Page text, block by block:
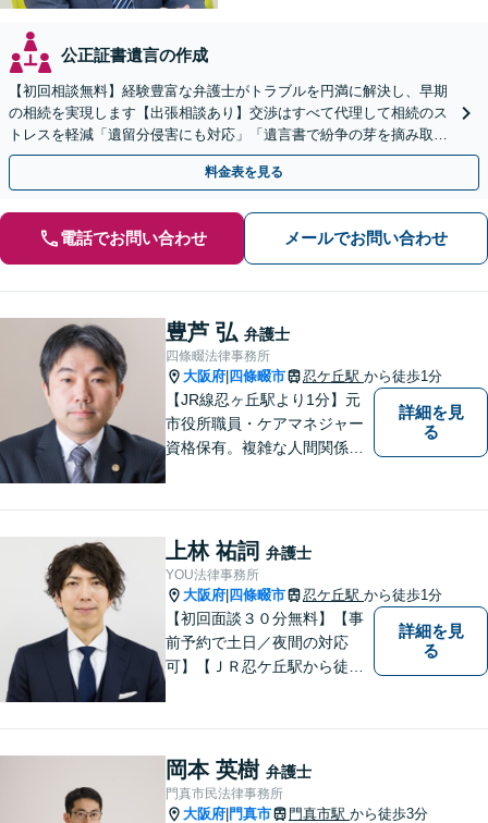
公正証書遺言の作成
【初回相談無料】経験豊富な弁護士がトラブルを円満に解決し、早期
の相続を実現します【出張相談あり】交渉はすべて代理して相続のス
トレスを軽減「遺留分侵害にも対応」「遺言書で紛争の芽を摘み取
る」【完全個室制】【バリアフリー対応】【守口市駅1分】
料金表を見る
電話でお問い合わせ メールでお問い合わせ
豊芦 弘 弁護士
四條畷法律事務所
大阪府 四條畷市 忍ケ丘駅 から徒歩1分
【JR線忍ヶ丘駅より1分】元
市役所職員・ケアマネジャー
資格保有。複雑な人間関係が
詳細を見
る
上林 祐詞 弁護士
YOU法律事務所
大阪府 四條畷市 忍ケ丘駅 から徒歩1分
【初回面談３０分無料】【事
前予約で土日／夜間の対応
可】【ＪＲ忍ケ丘駅から徒歩
の状況に合わせて最適な解決
策をご提案し、不安やお悩み
を少しでも軽減できるよう尽
詳細を見
る
岡本 英樹 弁護士
門真市民法律事務所
大阪府 門真市 門真市駅 から徒歩3分